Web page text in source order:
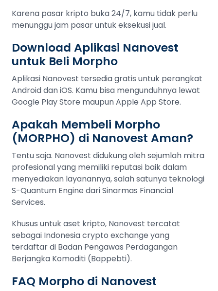
Karena pasar kripto buka 24/7, kamu tidak perlu
menunggu jam pasar untuk eksekusi jual.
Download Aplikasi Nanovest
untuk Beli Morpho
Aplikasi Nanovest tersedia gratis untuk perangkat
Android dan iOS. Kamu bisa mengunduhnya lewat
Google Play Store maupun Apple App Store.
Apakah Membeli Morpho
(MORPHO) di Nanovest Aman?
Tentu saja. Nanovest didukung oleh sejumlah mitra
profesional yang memiliki reputasi baik dalam
menyediakan layanannya, salah satunya teknologi
S-Quantum Engine dari Sinarmas Financial
Services.
Khusus untuk aset kripto, Nanovest tercatat
sebagai Indonesia crypto exchange yang
terdaftar di Badan Pengawas Perdagangan
Berjangka Komoditi (Bappebti).
FAQ Morpho di Nanovest